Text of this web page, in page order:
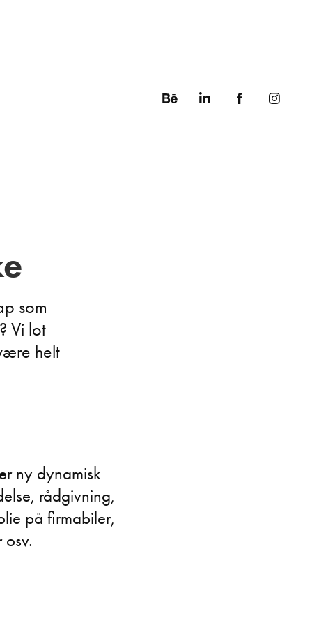
som
Vi lot
helt
ny dynamisk
rådgivning,
på firmabiler,